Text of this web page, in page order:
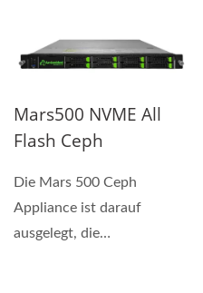
Mars500 NVME All
Flash Ceph
Die Mars 500 Ceph
Appliance ist darauf
ausgelegt, die